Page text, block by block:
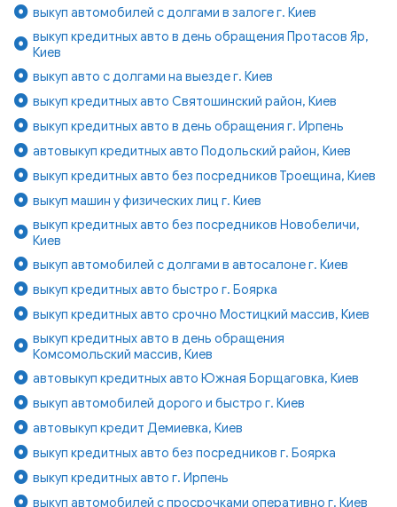
выкуп автомобилей с долгами в залоге г. Киев
выкуп кредитных авто в день обращения Протасов Яр,
Киев
выкуп авто с долгами на выезде г. Киев
выкуп кредитных авто Святошинский район, Киев
выкуп кредитных авто в день обращения г. Ирпень
автовыкуп кредитных авто Подольский район, Киев
выкуп кредитных авто без посредников Троещина, Киев
выкуп машин у физических лиц г. Киев
выкуп кредитных авто без посредников Новобеличи,
Киев
выкуп автомобилей с долгами в автосалоне г. Киев
выкуп кредитных авто быстро г. Боярка
выкуп кредитных авто срочно Мостицкий массив, Киев
выкуп кредитных авто в день обращения
Комсомольский массив, Киев
автовыкуп кредитных авто Южная Борщаговка, Киев
выкуп автомобилей дорого и быстро г. Киев
автовыкуп кредит Демиевка, Киев
выкуп кредитных авто без посредников г. Боярка
выкуп кредитных авто г. Ирпень
выкуп автомобилей с просрочками оперативно г. Киев